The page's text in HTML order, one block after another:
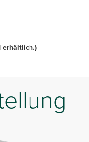
erhältlich.)